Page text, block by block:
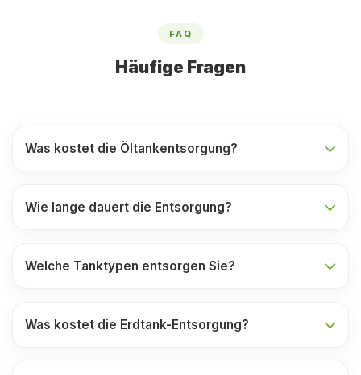
FAQ
Häufige Fragen
Was kostet die Öltankentsorgung?
Wie lange dauert die Entsorgung?
Welche Tanktypen entsorgen Sie?
Was kostet die Erdtank-Entsorgung?